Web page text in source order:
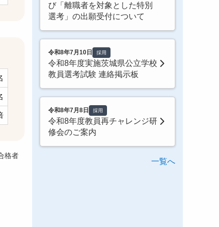
格者
び「離職者を対象とした特別
選考」の出願受付について
令和8年7月10日 採用
令和8年度実施茨城県公立学校
教員選考試験 連絡掲示板
令和8年7月8日 採用
令和8年度教員再チャレンジ研
修会のご案内
一覧へ